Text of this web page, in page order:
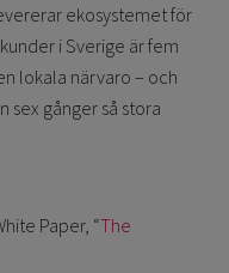
ekosystemet för
i Sverige är fem
lokala närvaro – och
sex gånger så stora
Paper, “The